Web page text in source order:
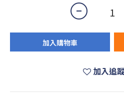
加入購物車
加入追